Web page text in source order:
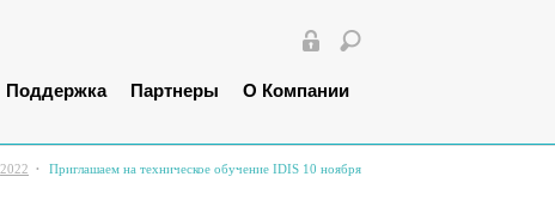
Поддержка Партнеры О Компании
2022 Приглашаем на техническое обучение IDIS 10 ноября